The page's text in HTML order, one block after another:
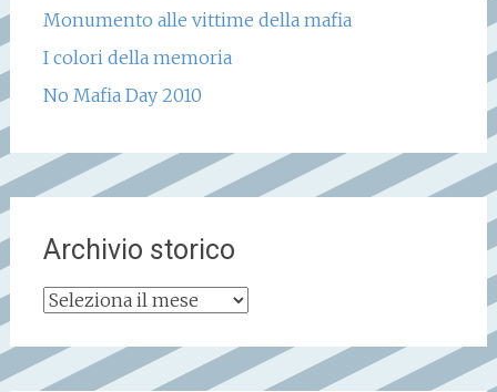
Monumento alle vittime della mafia
I colori della memoria
No Mafia Day 2010
Archivio storico
Archivio